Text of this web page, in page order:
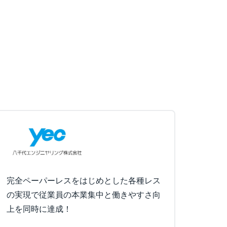
完全ペーパーレスをはじめとした各種レス
の実現で従業員の本業集中と働きやすさ向
上を同時に達成！